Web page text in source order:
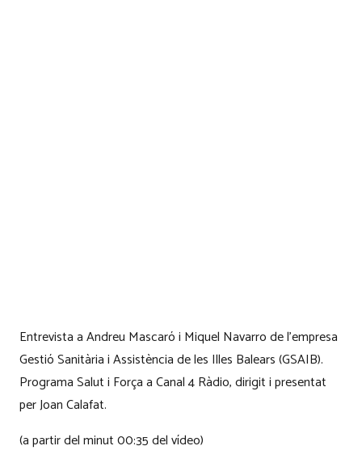
Entrevista a Andreu Mascaró i Miquel Navarro de l’empresa
Gestió Sanitària i Assistència de les Illes Balears (GSAIB).
Programa Salut i Força a Canal 4 Ràdio, dirigit i presentat
per Joan Calafat.
(a partir del minut 00:35 del vídeo)